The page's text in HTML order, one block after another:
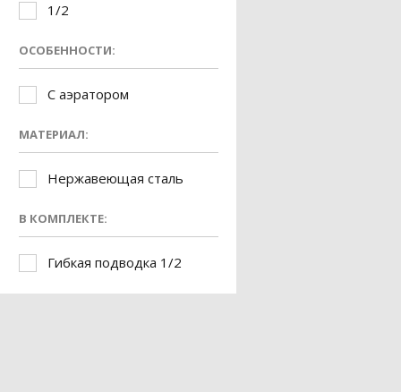
1/2
ОСОБЕННОСТИ:
С аэратором
МАТЕРИАЛ:
Нержавеющая сталь
В КОМПЛЕКТЕ:
Гибкая подводка 1/2